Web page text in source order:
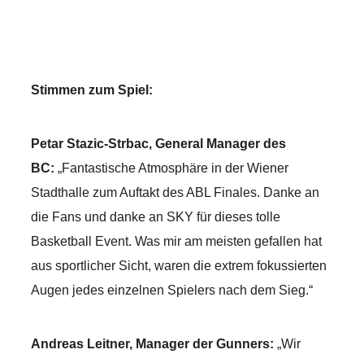
Stimmen zum Spiel:
Petar Stazic-Strbac, General Manager des
BC: „Fantastische Atmosphäre in der Wiener
Stadthalle zum Auftakt des ABL Finales. Danke an
die Fans und danke an SKY für dieses tolle
Basketball Event. Was mir am meisten gefallen hat
aus sportlicher Sicht, waren die extrem fokussierten
Augen jedes einzelnen Spielers nach dem Sieg.“
Andreas Leitner, Manager der Gunners: „Wir